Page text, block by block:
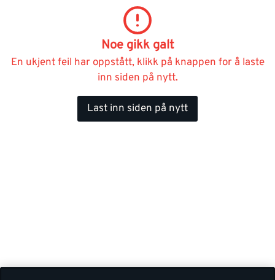
Noe gikk galt
En ukjent feil har oppstått, klikk på knappen for å laste
inn siden på nytt.
Last inn siden på nytt